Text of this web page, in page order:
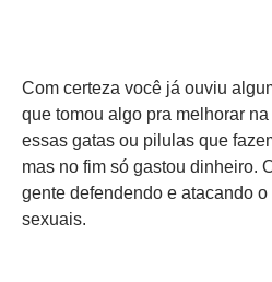
Com certeza você já ouviu
que tomou algo pra melhorar
essas gatas ou pilulas que
mas no fim só gastou dinheiro.
gente defendendo e atacando
sexuais.